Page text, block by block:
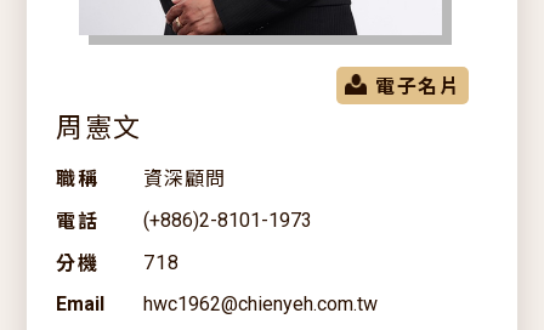
關於建業
創辦人
歷史沿革
經營理念
服務項目
專業團隊
電子名片
周憲文
職稱
資深顧問
電話
(+886)2-8101-1973
分機
718
Email
hwc1962@chienyeh.com.tw